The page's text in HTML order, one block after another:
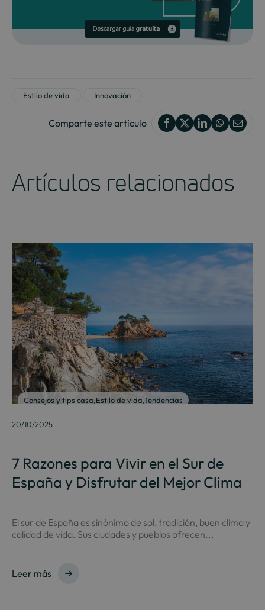
Estilo de vida Innovación
Comparte este artículo
Artículos relacionados
Consejos y tips casa,Estilo de vida,Tendencias
20/10/2025
7 Razones para Vivir en el Sur de
España y Disfrutar del Mejor Clima
El sur de España es sinónimo de sol, tradición, buen clima y
calidad de vida. Sus ciudades y pueblos ofrecen...
Leer más